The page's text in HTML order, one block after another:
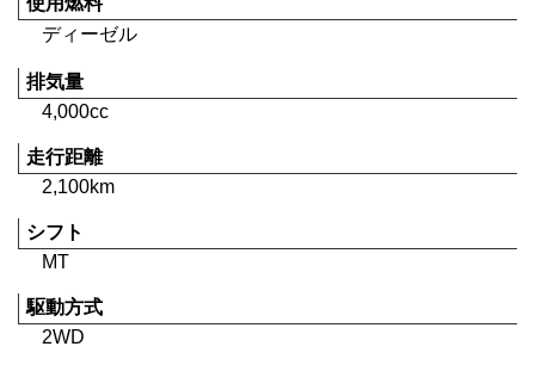
ディーゼル
排気量
4,000cc
走行距離
2,100km
シフト
MT
駆動方式
2WD